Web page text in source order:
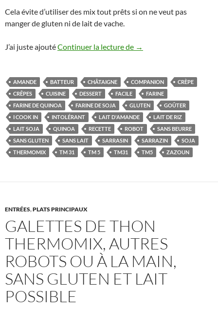
Cela évite d’utiliser des mix tout prêts si on ne veut pas
manger de gluten ni de lait de vache.
J’ai juste ajoutéContinuer la lecture de Crêpes sans gluten ni
→
AMANDE BATTEUR CHÂTAIGNE COMPANION
CRÈPE
CRÊPES
CUISINE DESSERT FACILE
FARINE
FARINE DE QUINOA
FARINE DE SOJA GLUTEN
GOÛTER
I COOK IN
INTOLÉRANT LAIT D'AMANDE
LAIT DE RIZ
LAIT SOJA
QUINOA RECETTE ROBOT
SANS BEURRE
SANS GLUTEN
SANS LAIT SARRASIN SARRAZIN
SOJA
THERMOMIX
TM 31 TM 5 TM31 TM5 ZAZOUN
ENTRÉES,PLATS PRINCIPAUX
GALETTES DE THON
THERMOMIX, AUTRES
ROBOTS OU À LA MAIN,
SANS GLUTEN ET LAIT
POSSIBLE